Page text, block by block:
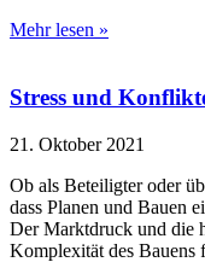
Mehr lesen »
Stress und
21. Oktober 2021
Ob als Beteiligter oder
dass Planen und Bauen
Der Marktdruck und die
Komplexität des Bauens